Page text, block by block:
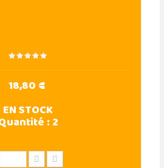
18,80 €
EN STOCK
:2